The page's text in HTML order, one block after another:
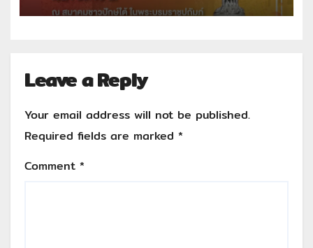
Leave a Reply
Your email address will not be published.
Required fields are marked *
Comment *